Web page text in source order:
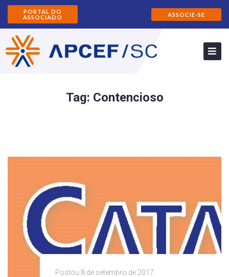
PORTAL DO
ASSOCIADO
ASSOCIE-SE
Tag: Contencioso
Postou 8 de setembro de 2017